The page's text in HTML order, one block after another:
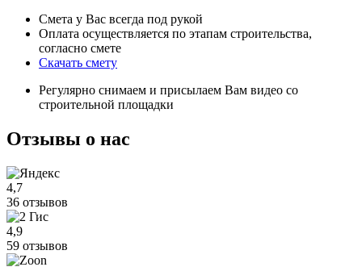
Смета у Вас всегда под рукой
Оплата осуществляется по этапам строительства,
согласно смете
Скачать смету
Регулярно снимаем и присылаем Вам видео со
строительной площадки
Отзывы о нас
4,7
36 отзывов
4,9
59 отзывов